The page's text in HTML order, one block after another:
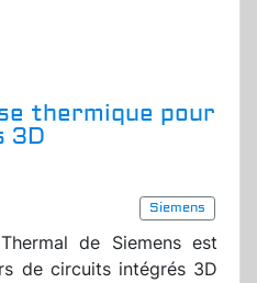
thermique pour
3D
Siemens
de Siemens est
de circuits intégrés 3D